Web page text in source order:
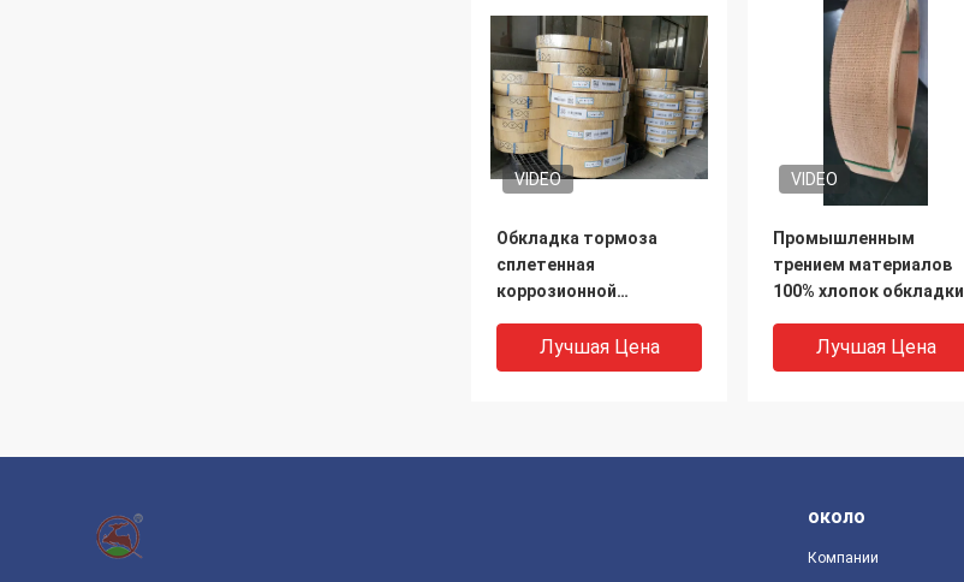
VIDEO
Обкладка тормоза
сплетенная
коррозионной
тормоза анкера
корабля
Лучшая Цена
VIDEO
Промышленным
трением материалов
100% хлопок обкладки
азбестомЛучшая Цена
около
Компании